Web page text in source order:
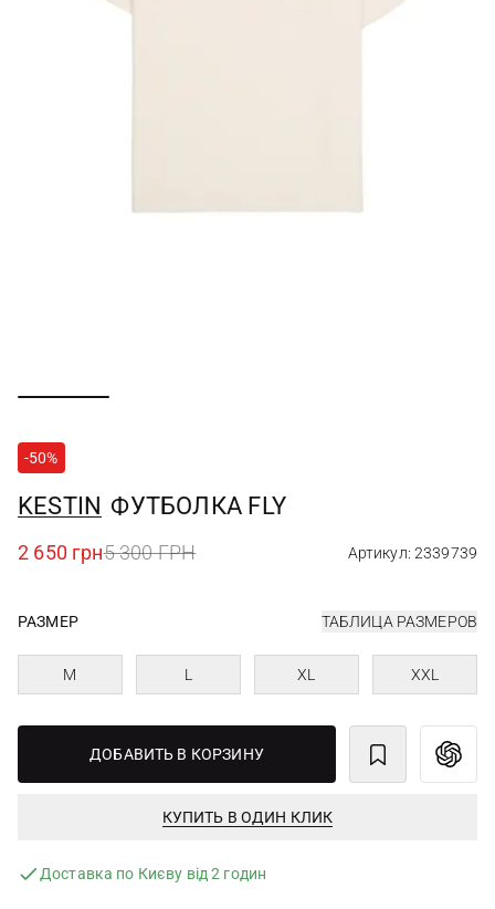
-50%
KESTIN ФУТБОЛКА FLY
2 650 грн5 300 ГРН Артикул: 2339739
РАЗМЕР ТАБЛИЦА РАЗМЕРОВ
M L XL XXL
ДОБАВИТЬ В КОРЗИНУ
КУПИТЬ В ОДИН КЛИК
Доставка по Києву від 2 годин